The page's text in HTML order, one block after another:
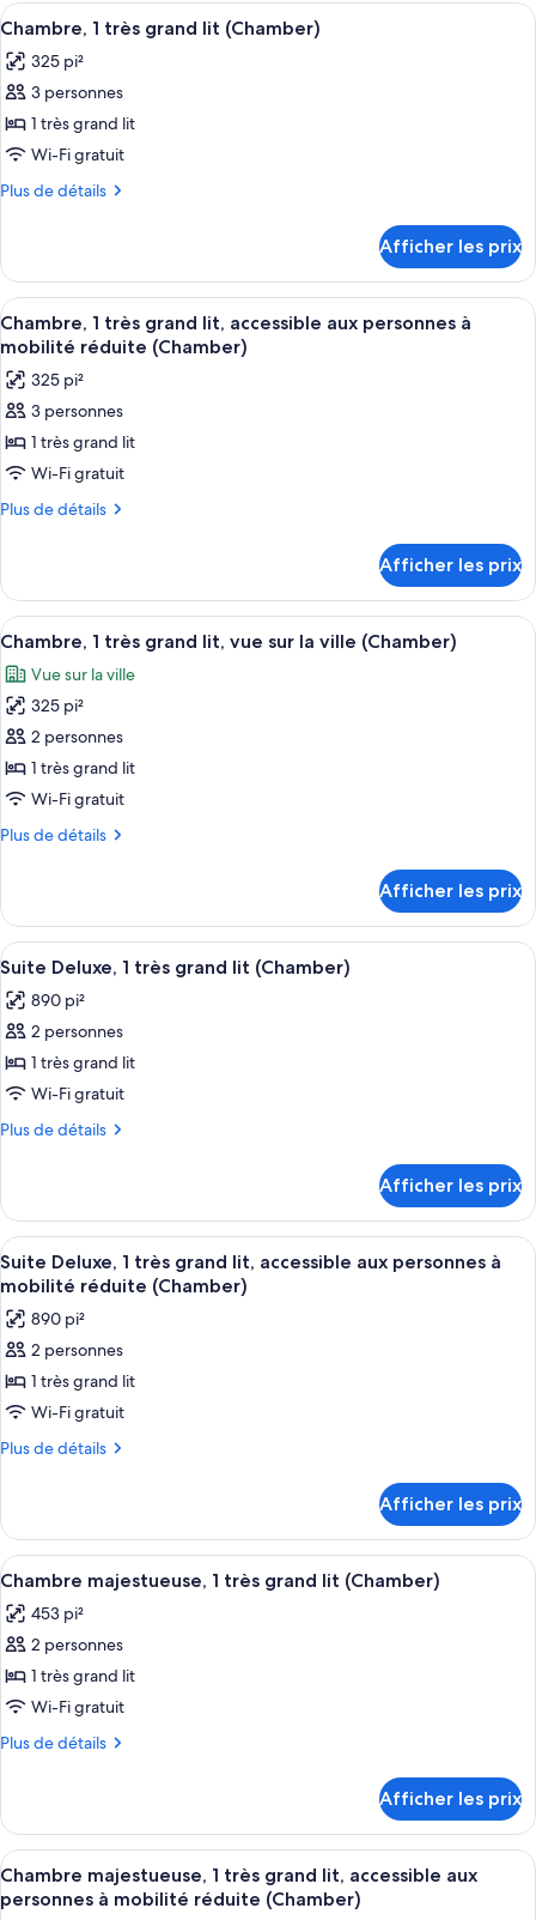
grands
lits
(Chamber)
grands
(Chamber)
Afficher
toutes
les
photos
pour
ce
type
Chambre,
très
grand
lit
(Chamber)
Une chambre d’hôtel moderne
8
Chambre, 1 très grand lit (Chamber)
325 pi²
3 personnes
1 très grand lit
Wi-Fi gratuit
Plus de détails
Plus
Chambre,
très
grand
(Chamber)
Afficher les prix
Afficher
toutes
les
photos
pour
ce
type
de
1
très
grand
lit,
accessible
aux
personnes
à
mobilité
réduite
Une chambre d’hôtel moderne
7
Chambre, 1 très grand lit, accessible aux personnes à
mobilité réduite (Chamber)
325 pi²
3 personnes
1 très grand lit
Wi-Fi gratuit
Plus de détails
Plus
Chambre,
très
lit,
accessible
aux
personnes
à
mobilité
réduite
(Chamber)
Afficher les prix
Afficher
toutes
les
photos
pour
ce
type
chambre :
très
grand
lit,
vue
sur
la
ville
(Chamber)
Une chambre d’hôtel avec un lit,
9
Chambre, 1 très grand lit, vue sur la ville (Chamber)
Vue sur la ville
325 pi²
2 personnes
1 très grand lit
Wi-Fi gratuit
Plus de détails
Plus
Chambre,
très
lit,
vue
la
ville
Afficher les prix
Afficher
toutes
les
photos
pour
ce
type
Suite
Deluxe,
1
très
grand
lit
(Chamber)
Une chambre d’hôtel avec un lit,
10
Suite Deluxe, 1 très grand lit (Chamber)
890 pi²
2 personnes
1 très grand lit
Wi-Fi gratuit
Plus de détails
Plus
Suite
Deluxe,
1
très
lit
(Chamber)
Afficher les prix
Afficher
toutes
les
photos
pour
ce
type
de
Deluxe,
très
grand
lit,
accessible
aux
personnes
à
(Chamber)
Une chambre d’hôtel avec un lit,
10
Suite Deluxe, 1 très grand lit, accessible aux personnes à
mobilité réduite (Chamber)
890 pi²
2 personnes
1 très grand lit
Wi-Fi gratuit
Plus de détails
Plus
Suite
Deluxe,
1
grand
lit,
aux
personnes
mobilité
Afficher les prix
Afficher
toutes
les
photos
pour
ce
type
Chambre
majestueuse,
1
très
Une chambre d’hôtel moderne
6
Chambre majestueuse, 1 très grand lit (Chamber)
453 pi²
2 personnes
1 très grand lit
Wi-Fi gratuit
Plus de détails
Plus
Chambre
majestueuse,
1
très
grand
Afficher les prix
Afficher
toutes
Une chambre d’hôtel moderne
6
Chambre majestueuse, 1 très grand lit, accessible aux
personnes à mobilité réduite (Chamber)